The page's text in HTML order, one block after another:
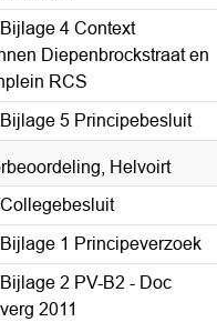
4 Context
Diepenbrockstraat en
RCS
5 Principebesluit
Helvoirt
1 Principeverzoek
2 PV-B2 - Doc
2011